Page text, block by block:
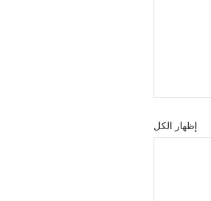
إظهار الكل